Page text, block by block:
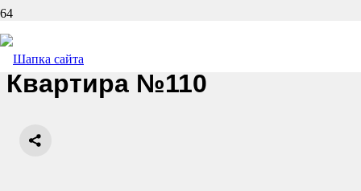
Назад
Квартира №110